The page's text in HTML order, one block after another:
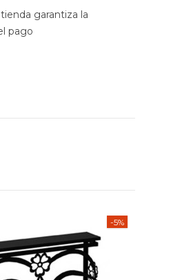
garantiza la
pago
-5%